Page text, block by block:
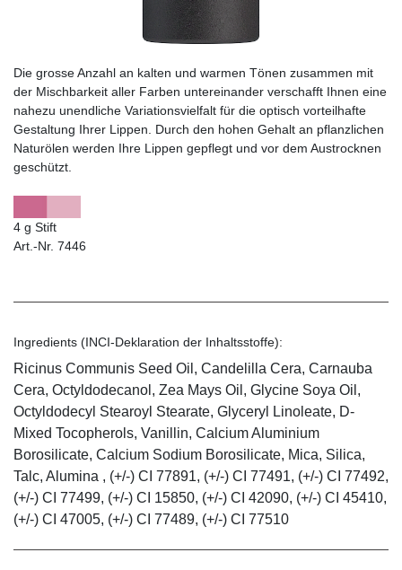
Die grosse Anzahl an kalten und warmen Tönen zusammen mit
der Mischbarkeit aller Farben untereinander verschafft Ihnen eine
nahezu unendliche Variationsvielfalt für die optisch vorteilhafte
Gestaltung Ihrer Lippen. Durch den hohen Gehalt an pflanzlichen
Naturölen werden Ihre Lippen gepflegt und vor dem Austrocknen
geschützt.
4 g Stift
Art.-Nr. 7446
Ingredients (INCI-Deklaration der Inhaltsstoffe):
Ricinus Communis Seed Oil, Candelilla Cera, Carnauba
Cera, Octyldodecanol, Zea Mays Oil, Glycine Soya Oil,
Octyldodecyl Stearoyl Stearate, Glyceryl Linoleate, D-
Mixed Tocopherols, Vanillin, Calcium Aluminium
Borosilicate, Calcium Sodium Borosilicate, Mica, Silica,
Talc, Alumina , (+/-) CI 77891, (+/-) CI 77491, (+/-) CI 77492,
(+/-) CI 77499, (+/-) CI 15850, (+/-) CI 42090, (+/-) CI 45410,
(+/-) CI 47005, (+/-) CI 77489, (+/-) CI 77510